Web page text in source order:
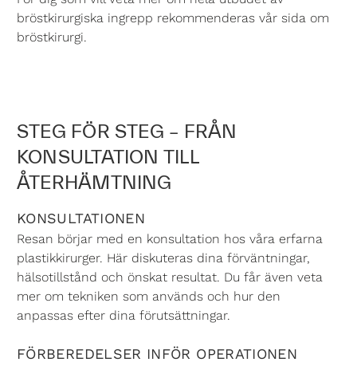
bröstkirurgiska ingrepp rekommenderas vår sida om
bröstkirurgi.
STEG FÖR STEG – FRÅN
KONSULTATION TILL
ÅTERHÄMTNING
KONSULTATIONEN
Resan börjar med en konsultation hos våra erfarna
plastikkirurger. Här diskuteras dina förväntningar,
hälsotillstånd och önskat resultat. Du får även veta
mer om tekniken som används och hur den
anpassas efter dina förutsättningar.
FÖRBEREDELSER INFÖR OPERATIONEN